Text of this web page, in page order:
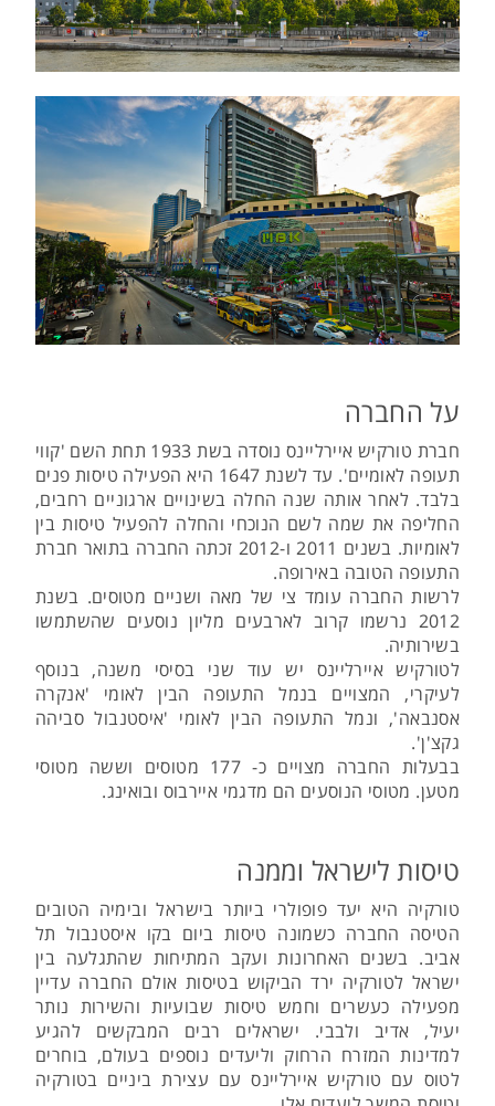
על החברה
חברת טורקיש איירליינס נוסדה בשת 1933 תחת השם 'קווי
תעופה לאומיים'. עד לשנת 1647 היא הפעילה טיסות פנים
בלבד. לאחר אותה שנה החלה בשינויים ארגוניים רחבים,
החליפה את שמה לשם הנוכחי והחלה להפעיל טיסות בין
לאומיות. בשנים 2011 ו-2012 זכתה החברה בתואר חברת
התעופה הטובה באירופה.
לרשות החברה עומד צי של מאה ושניים מטוסים. בשנת
2012 נרשמו קרוב לארבעים מליון נוסעים שהשתמשו
בשירותיה.
לטורקיש איירליינס יש עוד שני בסיסי משנה, בנוסף
לעיקרי, המצויים בנמל התעופה הבין לאומי 'אנקרה
אסנבאה', ונמל התעופה הבין לאומי 'איסטנבול סביהה
גקצ'ן'.
בבעלות החברה מצויים כ- 177 מטוסים וששה מטוסי
מטען. מטוסי הנוסעים הם מדגמי איירבוס ובואינג.
טיסות לישראל וממנה
טורקיה היא יעד פופולרי ביותר בישראל ובימיה הטובים
הטיסה החברה כשמונה טיסות ביום בקו איסטנבול תל
אביב. בשנים האחרונות ועקב המתיחות שהתגלעה בין
ישראל לטורקיה ירד הביקוש בטיסות אולם החברה עדיין
מפעילה כעשרים וחמש טיסות שבועיות והשירות נותר
יעיל, אדיב ולבבי. ישראלים רבים המבקשים להגיע
למדינות המזרח הרחוק וליעדים נוספים בעולם, בוחרים
לטוס עם טורקיש איירליינס עם עצירת ביניים בטורקיה